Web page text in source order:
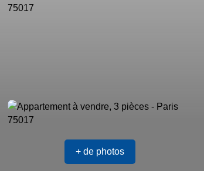
+ de photos